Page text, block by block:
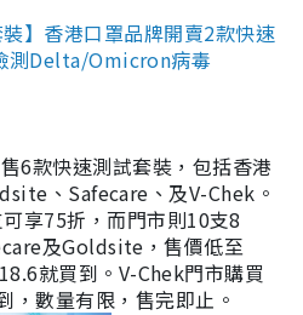
】香港口罩品牌開賣2款快速
測Delta/Omicron病毒
6款快速測試套裝，包括香港
、Safecare、及V-Chek。
享75折，而門市則10支8
及Goldsite，售價低至
就買到。V-Chek門市購買
，數量有限，售完即止。